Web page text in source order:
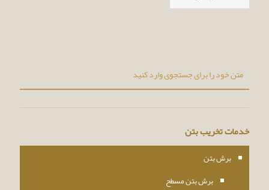
خدمات تخریب بتن
برش بتن
برش بتن مسطح